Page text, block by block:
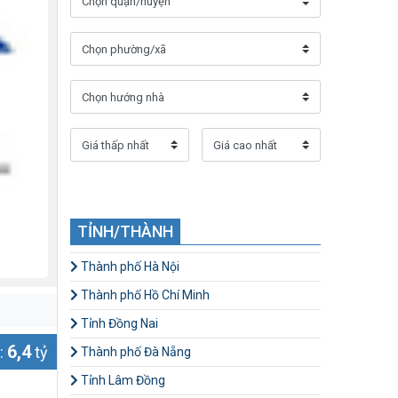
6,4tỷ
TỈNH/THÀNH
Thành phố Hà Nội
Thành phố Hồ Chí Minh
Tỉnh Đồng Nai
Thành phố Đà Nẵng
Tỉnh Lâm Đồng